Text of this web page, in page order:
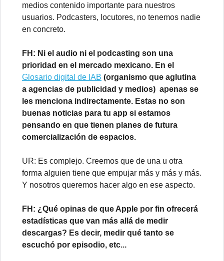
medios contenido importante para nuestros
usuarios. Podcasters, locutores, no tenemos nadie
en concreto.
FH: Ni el audio ni el podcasting son una
prioridad en el mercado mexicano. En el
Glosario digital de IAB (organismo que aglutina
a agencias de publicidad y medios) apenas se
les menciona indirectamente. Estas no son
buenas noticias para tu app si estamos
pensando en que tienen planes de futura
comercialización de espacios.
UR: Es complejo. Creemos que de una u otra
forma alguien tiene que empujar más y más y más.
Y nosotros queremos hacer algo en ese aspecto.
FH: ¿Qué opinas de que Apple por fin ofrecerá
estadísticas que van más allá de medir
descargas? Es decir, medir qué tanto se
escuchó por episodio, etc...